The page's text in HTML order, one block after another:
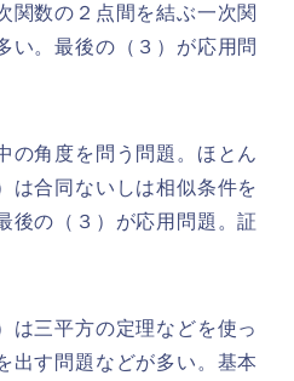
関数の２点間を結ぶ一次関
い。最後の（３）が応用問
の角度を問う問題。ほとん
は合同ないしは相似条件を
後の（３）が応用問題。証
は三平方の定理などを使っ
出す問題などが多い。基本